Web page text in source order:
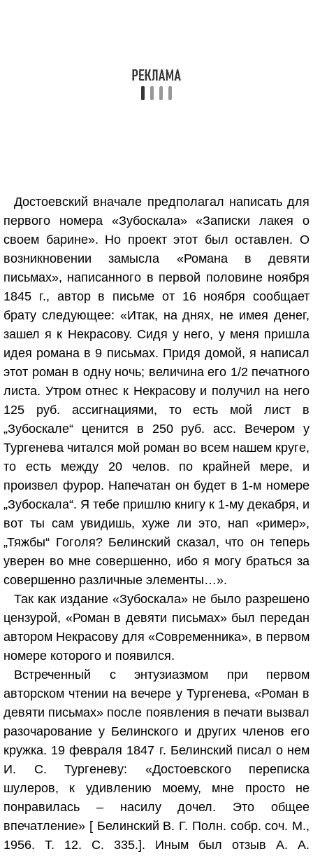
Достоевский вначале предполагал написать для
первого номера «Зубоскала» «Записки лакея о
своем барине». Но проект этот был оставлен. О
возникновении замысла «Романа в девяти
письмах», написанного в первой половине ноября
1845 г., автор в письме от 16 ноября сообщает
брату следующее: «Итак, на днях, не имея денег,
зашел я к Некрасову. Сидя у него, у меня пришла
идея романа в 9 письмах. Придя домой, я написал
этот роман в одну ночь; величина его 1/2 печатного
листа. Утром отнес к Некрасову и получил на него
125 руб. ассигнациями, то есть мой лист в
„Зубоскале“ ценится в 250 руб. асс. Вечером у
Тургенева читался мой роман во всем нашем круге,
то есть между 20 челов. по крайней мере, и
произвел фурор. Напечатан он будет в 1-м номере
„Зубоскала“. Я тебе пришлю книгу к 1-му декабря, и
вот ты сам увидишь, хуже ли это, нап «ример»,
„Тяжбы“ Гоголя? Белинский сказал, что он теперь
уверен во мне совершенно, ибо я могу браться за
совершенно различные элементы…».
Так как издание «Зубоскала» не было разрешено
цензурой, «Роман в девяти письмах» был передан
автором Некрасову для «Современника», в первом
номере которого и появился.
Встреченный с энтузиазмом при первом
авторском чтении на вечере у Тургенева, «Роман в
девяти письмах» после появления в печати вызвал
разочарование у Белинского и других членов его
кружка. 19 февраля 1847 г. Белинский писал о нем
И. С. Тургеневу: «Достоевского переписка
шулеров, к удивлению моему, мне просто не
понравилась – насилу дочел. Это общее
впечатление» [ Белинский В. Г. Полн. собр. соч. М.,
1956. Т. 12. С. 335.]. Иным был отзыв А. А.